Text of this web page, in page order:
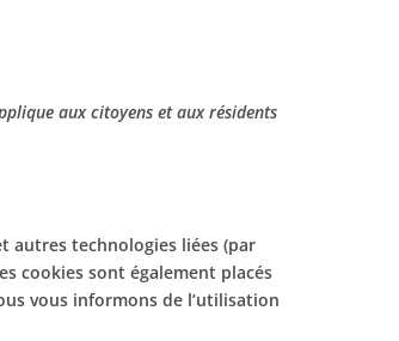
aux citoyens et aux résidents
autres technologies liées (par
cookies sont également placés
vous informons de l’utilisation